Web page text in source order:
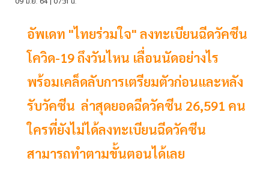
อัพเดท "ไทยร่วมใจ" ลงทะเบียนฉีดวัคซีน
โควิด-19 ถึงวันไหน เลื่อนนัดอย่างไร
พร้อมเคล็ดลับการเตรียมตัวก่อนและหลัง
รับวัคซีน ล่าสุดยอดฉีดวัคซีน 26,591 คน
ใครที่ยังไม่ได้ลงทะเบียนฉีดวัคซีน
สามารถทำตามขั้นตอนได้เลย